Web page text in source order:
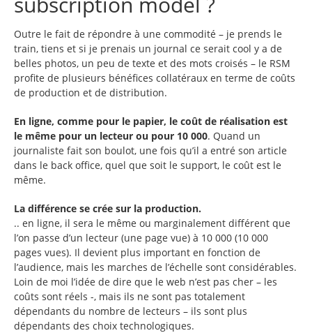
Outre le fait de répondre à une commodité – je prends le
train, tiens et si je prenais un journal ce serait cool y a de
belles photos, un peu de texte et des mots croisés – le RSM
profite de plusieurs bénéfices collatéraux en terme de coûts
de production et de distribution.
En ligne, comme pour le papier, le coût de réalisation est
le même pour un lecteur ou pour 10 000. Quand un
journaliste fait son boulot, une fois qu’il a entré son article
dans le back office, quel que soit le support, le coût est le
même.
La différence se crée sur la production.
.. en ligne, il sera le même ou marginalement différent que
l’on passe d’un lecteur (une page vue) à 10 000 (10 000
pages vues). Il devient plus important en fonction de
l’audience, mais les marches de l’échelle sont considérables.
Loin de moi l’idée de dire que le web n’est pas cher – les
coûts sont réels -, mais ils ne sont pas totalement
dépendants du nombre de lecteurs – ils sont plus
dépendants des choix technologiques.